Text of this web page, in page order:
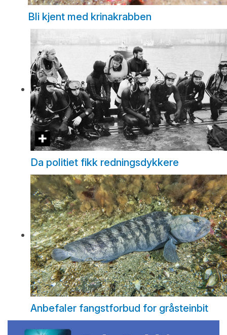
Bli kjent med krinakrabben
Da politiet fikk redningsdykkere
Anbefaler fangstforbud for gråsteinbit